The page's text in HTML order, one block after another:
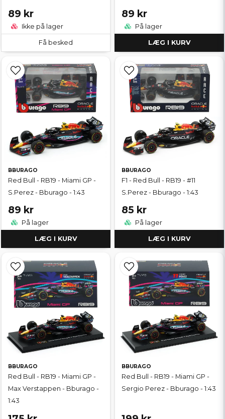
89 kr
Ikke på lager
Få besked
89 kr
På lager
LÆG I KURV
BBURAGO
Red Bull - RB19 - Miami GP -
S.Perez - Bburago - 1:43
89 kr
På lager
LÆG I KURV
BBURAGO
F1 - Red Bull - RB19 - #11
S.Perez - Bburago - 1:43
85 kr
På lager
LÆG I KURV
BBURAGO
Red Bull - RB19 - Miami GP -
Max Verstappen - Bburago -
1:43
BBURAGO
Red Bull - RB19 - Miami GP -
Sergio Perez - Bburago - 1:43